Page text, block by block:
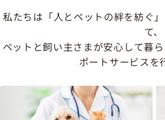
私たちは「人とペットの絆を紡ぐ
て、
ペットと飼い主さまが安心して暮
ポートサービスを